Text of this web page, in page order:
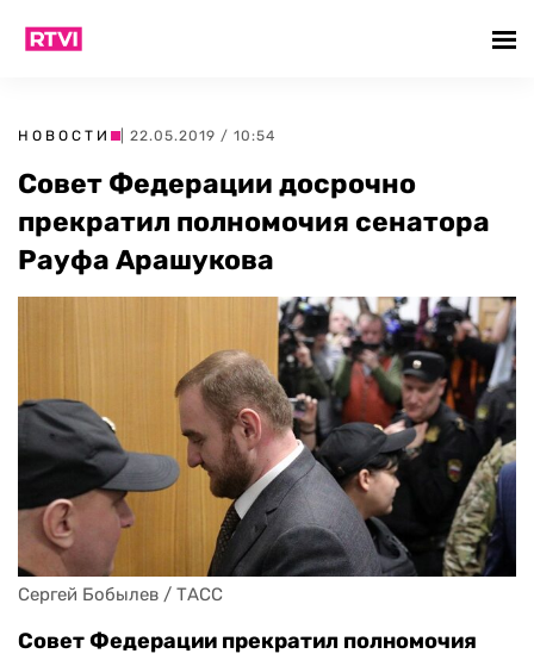
НОВОСТИ | 22.05.2019 / 10:54
Совет Федерации досрочно
прекратил полномочия сенатора
Рауфа Арашукова
Сергей Бобылев / ТАСС
Совет Федерации прекратил полномочия